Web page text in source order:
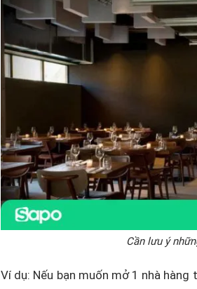
Cần lưu ý
Ví dụ: Nếu bạn muốn mở 1 nhà